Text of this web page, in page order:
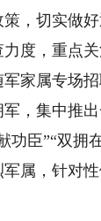
切实做好
度，重点
家属专场
，集中推
臣”“双拥
属，针对